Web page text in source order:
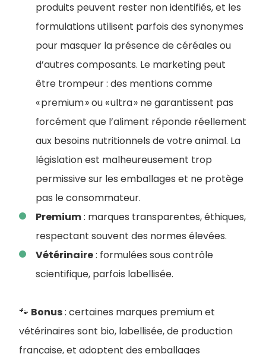
produits peuvent rester non identifiés, et les
formulations utilisent parfois des synonymes
pour masquer la présence de céréales ou
d’autres composants. Le marketing peut
être trompeur : des mentions comme
« premium » ou « ultra » ne garantissent pas
forcément que l’aliment réponde réellement
aux besoins nutritionnels de votre animal. La
législation est malheureusement trop
permissive sur les emballages et ne protège
pas le consommateur.
Premium: marques transparentes, éthiques,
respectant souvent des normes élevées.
Vétérinaire: formulées sous contrôle
scientifique, parfois labellisée.
🐾 Bonus: certaines marques premium et
vétérinaires sont bio, labellisée, de production
française, et adoptent des emballages